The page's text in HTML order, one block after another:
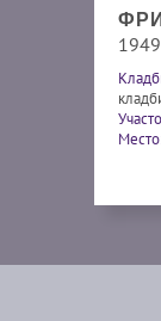
1949